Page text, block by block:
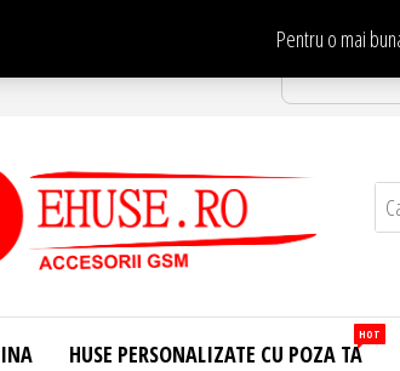
Pentru o mai
.
HUSE PERSONALIZATE CU POZA TA
HOT